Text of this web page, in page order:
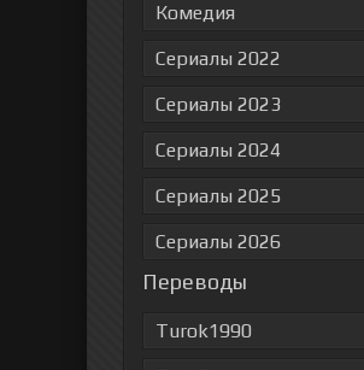
Комедия
Сериалы 2022
Сериалы 2023
Сериалы 2024
Сериалы 2025
Сериалы 2026
Переводы
Turok1990